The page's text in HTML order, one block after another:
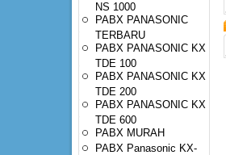
NS 1000
PABX PANASONIC
TERBARU
PABX PANASONIC KX
TDE 100
PABX PANASONIC KX
TDE 200
PABX PANASONIC KX
TDE 600
PABX MURAH
PABX Panasonic KX-